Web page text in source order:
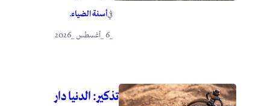
فيأسنة الضياء.
تذكير: الدنيا دار